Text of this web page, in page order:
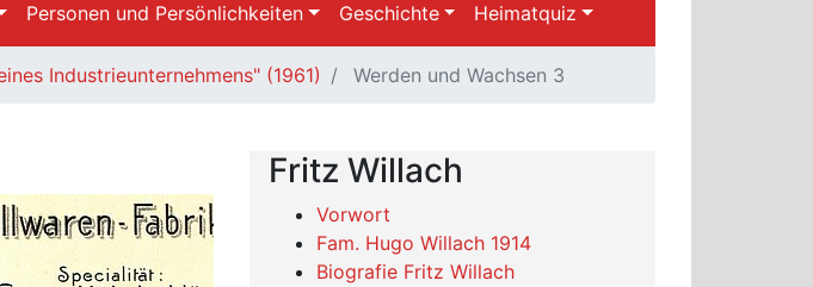
Personen und Persönlichkeiten Geschichte Heimatquiz
Industrieunternehmens" (1961) Werden und Wachsen 3
Fritz Willach
Vorwort
Fam. Hugo Willach 1914
Biografie Fritz Willach